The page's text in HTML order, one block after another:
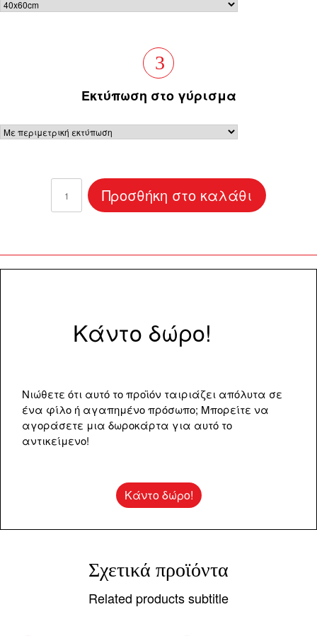
3
Eκτύπωση στο γύρισμα
Καμβάς
Stay
Clever
Προσθήκη στο καλάθι
Κάντο δώρο!
Νιώθετε ότι αυτό το προϊόν ταιριάζει απόλυτα σε
ένα φίλο ή αγαπημένο πρόσωπο; Μπορείτε να
αγοράσετε μια δωροκάρτα για αυτό το
αντικείμενο!
Κάντο δώρο!
Σχετικά προϊόντα
Related products subtitle